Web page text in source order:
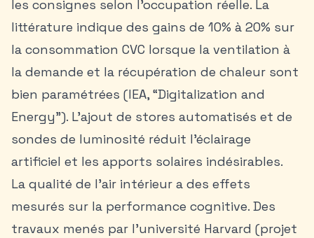
les consignes selon l’occupation réelle. La
littérature indique des gains de 10% à 20% sur
la consommation CVC lorsque la ventilation à
la demande et la récupération de chaleur sont
bien paramétrées (IEA, “Digitalization and
Energy”). L’ajout de stores automatisés et de
sondes de luminosité réduit l’éclairage
artificiel et les apports solaires indésirables.
La qualité de l’air intérieur a des effets
mesurés sur la performance cognitive. Des
travaux menés par l’université Harvard (projet